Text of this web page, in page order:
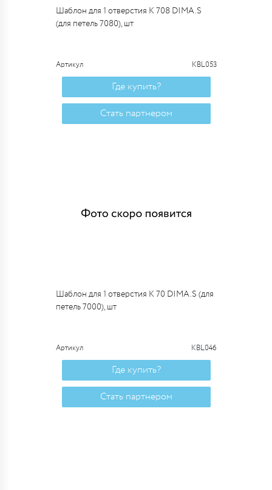
Шаблон для 1 отверстия К 708 DIMA.S
(для петель 7080), шт
Артикул KBL053
Где купить?
Стать партнером
Шаблон для 1 отверстия К 70 DIMA.S (для
петель 7000), шт
Артикул KBL046
Где купить?
Стать партнером